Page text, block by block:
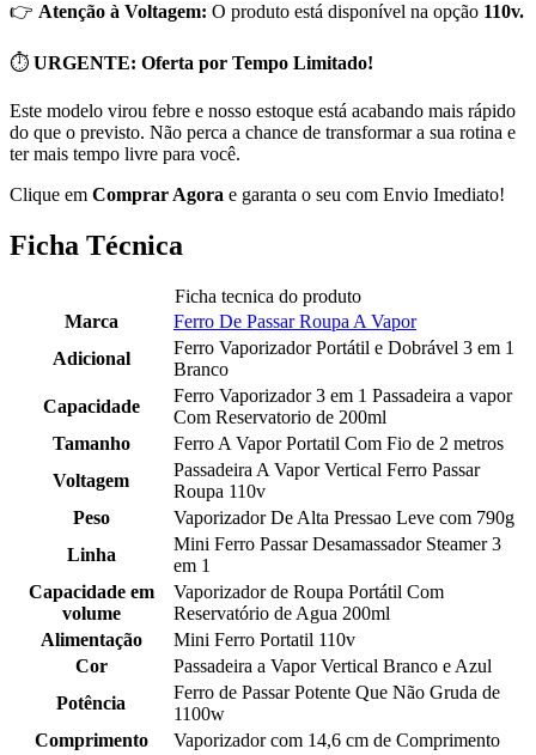
👉 Atenção à Voltagem: O produto está disponível na opção 110v.
⏱ URGENTE: Oferta por Tempo Limitado!
Este modelo virou febre e nosso estoque está acabando mais rápido
do que o previsto. Não perca a chance de transformar a sua rotina e
ter mais tempo livre para você.
Clique em Comprar Agora e garanta o seu com Envio Imediato!
Ficha Técnica
Ficha tecnica do produto
Marca
Ferro De Passar Roupa A Vapor
Adicional
Ferro Vaporizador Portátil e Dobrável 3 em 1
Branco
Capacidade
Ferro Vaporizador 3 em 1 Passadeira a vapor
Com Reservatorio de 200ml
Tamanho
Ferro A Vapor Portatil Com Fio de 2 metros
Voltagem
Passadeira A Vapor Vertical Ferro Passar
Roupa 110v
Peso
Vaporizador De Alta Pressao Leve com 790g
Linha
Mini Ferro Passar Desamassador Steamer 3
em 1
Capacidade em
volume
Vaporizador de Roupa Portátil Com
Reservatório de Agua 200ml
Alimentação
Mini Ferro Portatil 110v
Cor
Passadeira a Vapor Vertical Branco e Azul
Potência
Ferro de Passar Potente Que Não Gruda de
1100w
Comprimento
Vaporizador com 14,6 cm de Comprimento